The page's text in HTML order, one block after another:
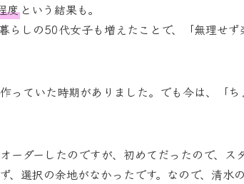
度 という結果も。
らしの50代女子も増えたことで、「無理せ
っていた時期がありました。でも今は、「
ーダーしたのですが、初めてだったので、ス
、選択の余地がなかったです。なので、清水